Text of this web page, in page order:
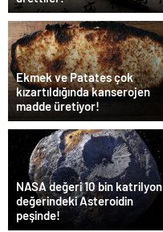
Ekmek ve Patates çok
kızartıldığında kanserojen
madde üretiyor!
NASA değeri 10 bin katrilyon
değerindeki Asteroidin
peşinde!